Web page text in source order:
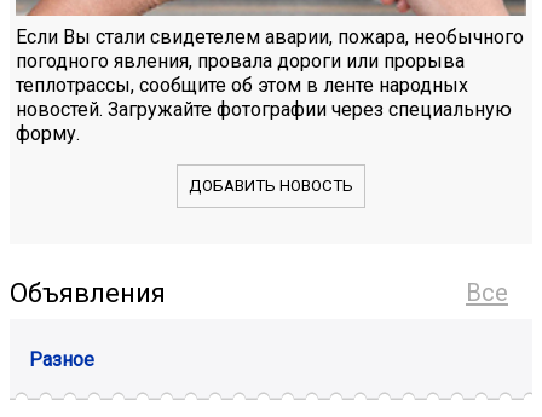
Если Вы стали свидетелем аварии, пожара, необычного
погодного явления, провала дороги или прорыва
теплотрассы, сообщите об этом в ленте народных
новостей. Загружайте фотографии через специальную
форму.
ДОБАВИТЬ НОВОСТЬ
Все
Объявления
Разное